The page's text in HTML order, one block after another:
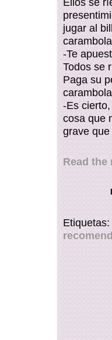
jugar al
-Te
Todos se
Paga su
-Es
cosa que
grave
Read the
Etiquetas: